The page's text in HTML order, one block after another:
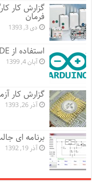
گزارش کار
فرمان
دی 3, 1393
استفاده از IDE آردوینو
آبان 4, 1399
گزارش کار
آذر 26, 1393
برنامه ای
آذر 19, 1392